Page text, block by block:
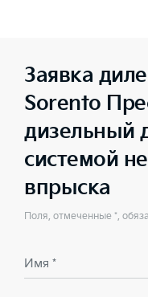
Заявка
Sorento
дизельный
системой
впрыска
Поля, отмеченные *,
Имя *